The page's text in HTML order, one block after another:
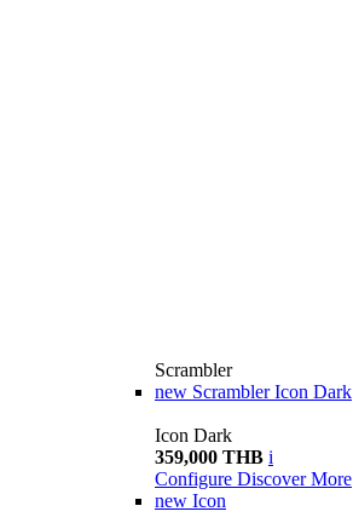
Scrambler
new Scrambler Icon Dark
Icon Dark
359,000 THB i
Configure Discover More
new Icon